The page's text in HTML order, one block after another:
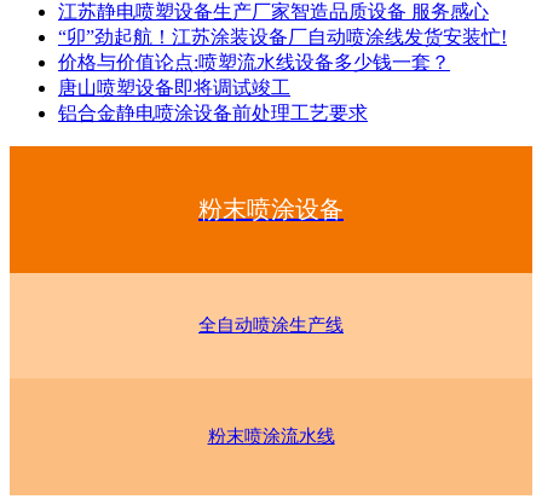
江苏静电喷塑设备生产厂家智造品质设备 服务感心
“卯”劲起航！江苏涂装设备厂自动喷涂线发货安装忙!
价格与价值论点:喷塑流水线设备多少钱一套？
唐山喷塑设备即将调试竣工
铝合金静电喷涂设备前处理工艺要求
粉末喷涂设备
全自动喷涂生产线
粉末喷涂流水线